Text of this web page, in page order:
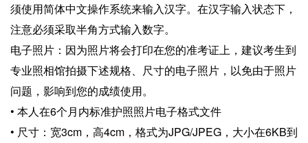
须使用简体中文操作系统来输入汉字。在汉字输入状态下，
注意必须采取半角方式输入数字。
电子照片：因为照片将会打印在您的准考证上，建议考生到
专业照相馆拍摄下述规格、尺寸的电子照片，以免由于照片
问题，影响到您的成绩使用。
• 本人在6个月内标准护照照片电子格式文件
• 尺寸：宽3cm，高4cm，格式为JPG/JPEG，大小在6KB到